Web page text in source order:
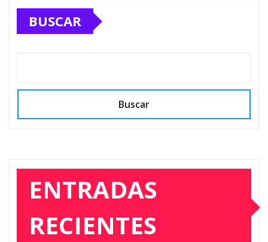
BUSCAR
Buscar
ENTRADAS
RECIENTES